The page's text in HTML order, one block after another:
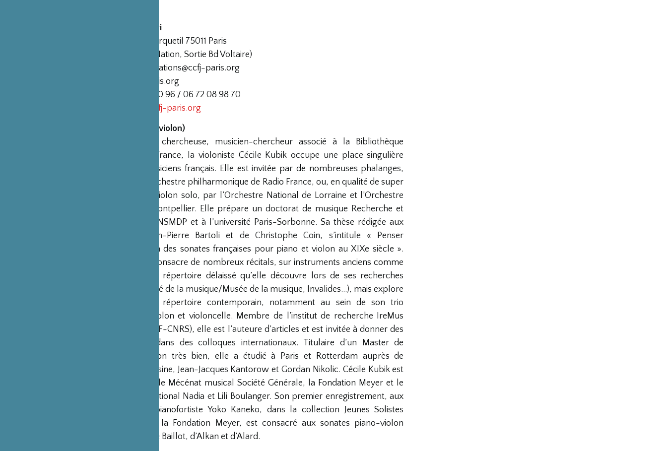
Espace Hattori
10, passage Turquetil 75011 Paris
(Métro/RER : Nation, Sortie Bd Voltaire)
E-mail : reservations@ccfj-paris.org
infos@ccfj-paris.org
Tél : 09 54 15 10 96 / 06 72 08 98 70
www.ccfj-paris.org
Cécile KUBIK (violon)
Interprète et chercheuse, musicien-chercheur associé à la Bibliothèque
nationale de France, la violoniste Cécile Kubik occupe une place singulière
parmi les musiciens français. Elle est invitée par de nombreuses phalanges,
telles que l’Orchestre philharmonique de Radio France, ou, en qualité de super
soliste et de violon solo, par l’Orchestre National de Lorraine et l’Orchestre
national de Montpellier. Elle prépare un doctorat de musique Recherche et
pratique au CNSMDP et à l’université Paris-Sorbonne. Sa thèse rédigée aux
côtés de Jean-Pierre Bartoli et de Christophe Coin, s’intitule « Penser
l’interprétation des sonates françaises pour piano et violon au XIXe siècle ».
Cécile Kubik consacre de nombreux récitals, sur instruments anciens comme
modernes, au répertoire délaissé qu’elle découvre lors de ses recherches
doctorales (Cité de la musique/Musée de la musique, Invalides…), mais explore
également le répertoire contemporain, notamment au sein de son trio
accordéon, violon et violoncelle. Membre de l’institut de recherche IreMus
(Sorbonne-BnF-CNRS), elle est l’auteure d’articles et est invitée à donner des
conférences dans des colloques internationaux. Titulaire d’un Master de
soliste, mention très bien, elle a étudié à Paris et Rotterdam auprès de
Miroslav Roussine, Jean-Jacques Kantorow et Gordan Nikolic. Cécile Kubik est
soutenue par le Mécénat musical Société Générale, la Fondation Meyer et le
Centre international Nadia et Lili Boulanger. Son premier enregistrement, aux
côtés de la pianofortiste Yoko Kaneko, dans la collection Jeunes Solistes
soutenue par la Fondation Meyer, est consacré aux sonates piano-violon
méconnues de Baillot, d’Alkan et d’Alard.